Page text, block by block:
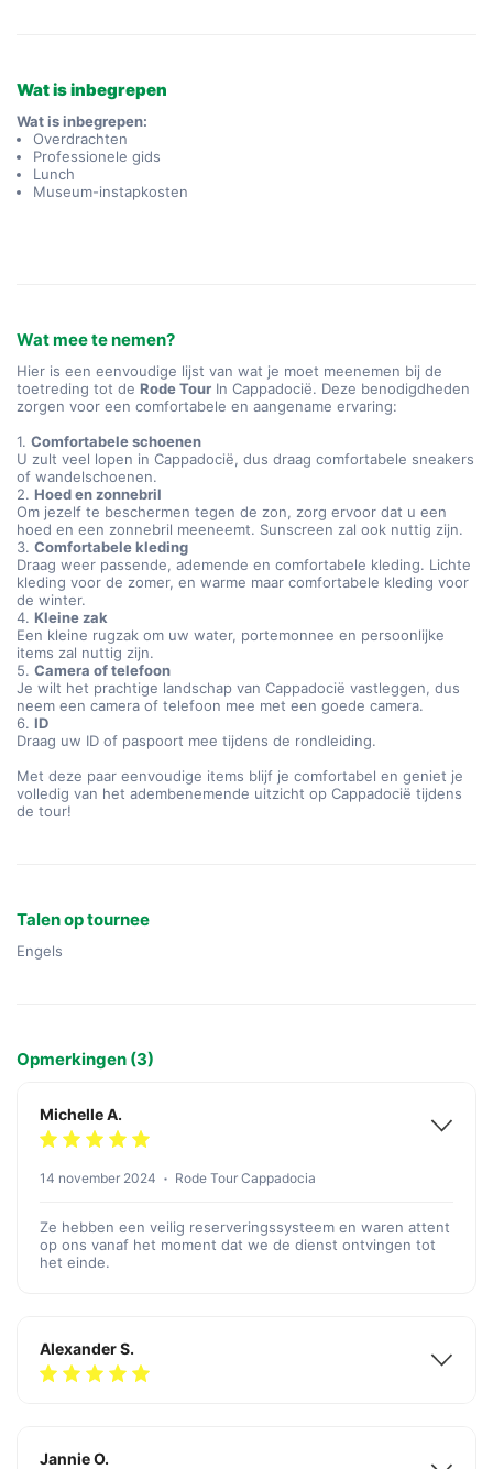
Wat is inbegrepen
Wat is inbegrepen:
Overdrachten
Professionele gids
Lunch
Museum-instapkosten
Wat mee te nemen?
Hier is een eenvoudige lijst van wat je moet meenemen bij de
toetreding tot de Rode Tour In Cappadocië. Deze benodigdheden
zorgen voor een comfortabele en aangename ervaring:
1. Comfortabele schoenen
U zult veel lopen in Cappadocië, dus draag comfortabele sneakers
of wandelschoenen.
2. Hoed en zonnebril
Om jezelf te beschermen tegen de zon, zorg ervoor dat u een
hoed en een zonnebril meeneemt. Sunscreen zal ook nuttig zijn.
3. Comfortabele kleding
Draag weer passende, ademende en comfortabele kleding. Lichte
kleding voor de zomer, en warme maar comfortabele kleding voor
de winter.
4. Kleine zak
Een kleine rugzak om uw water, portemonnee en persoonlijke
items zal nuttig zijn.
5. Camera of telefoon
Je wilt het prachtige landschap van Cappadocië vastleggen, dus
neem een camera of telefoon mee met een goede camera.
6. ID
Draag uw ID of paspoort mee tijdens de rondleiding.
Met deze paar eenvoudige items blijf je comfortabel en geniet je
volledig van het adembenemende uitzicht op Cappadocië tijdens
de tour!
Talen op tournee
Engels
Opmerkingen (3)
Michelle A.
14 november 2024 Rode Tour Cappadocia
Ze hebben een veilig reserveringssysteem en waren attent
op ons vanaf het moment dat we de dienst ontvingen tot
het einde.
Alexander S.
Jannie O.